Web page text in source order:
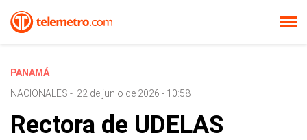
PANAMÁ
NACIONALES - 22 de junio de 2026 - 10:58
Rectora de UDELAS